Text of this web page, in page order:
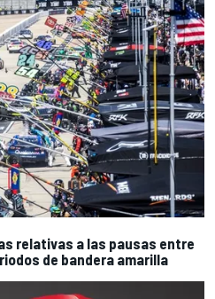
relativas a las pausas entre
de bandera amarilla